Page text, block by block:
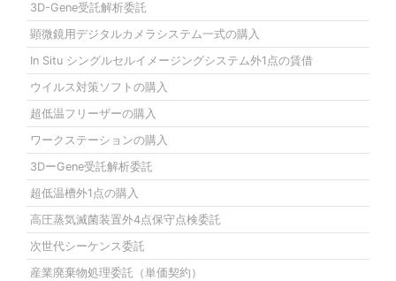
3D-Gene受託解析委託
顕微鏡用デジタルカメラシステム一式の購入
In Situ シングルセルイメージングシステム外1点の賃借
ウイルス対策ソフトの購入
超低温フリーザーの購入
ワークステーションの購入
3DーGene受託解析委託
超低温槽外1点の購入
高圧蒸気滅菌装置外4点保守点検委託
次世代シーケンス委託
産業廃棄物処理委託（単価契約）